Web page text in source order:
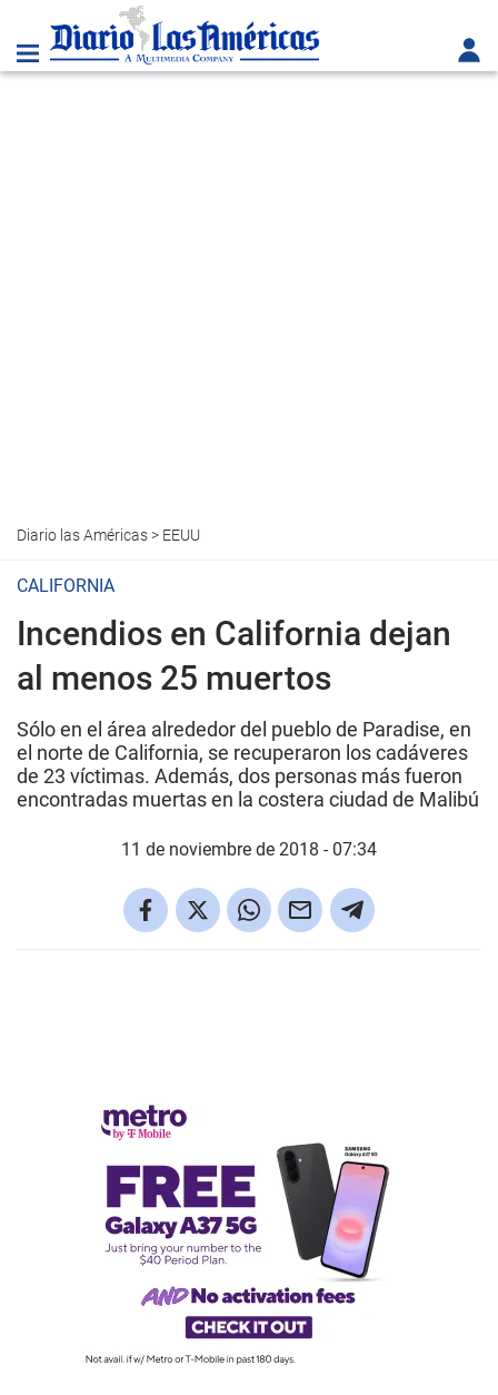
Diario las Américas> EEUU
CALIFORNIA
Incendios en California dejan
al menos 25 muertos
Sólo en el área alrededor del pueblo de Paradise, en
el norte de California, se recuperaron los cadáveres
de 23 víctimas. Además, dos personas más fueron
encontradas muertas en la costera ciudad de Malibú
11 de noviembre de 2018 - 07:34